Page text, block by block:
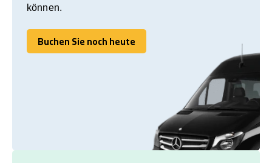
können.
Buchen Sie noch heute
Buchen Sie noch heute